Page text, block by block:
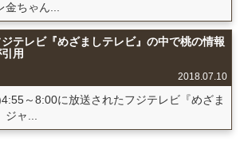
金ちゃん...
ジテレビ『めざましテレビ』の中で桃の情報
用
2018.07.10
～8:00に放送されたフジテレビ『めざま
ジャ...